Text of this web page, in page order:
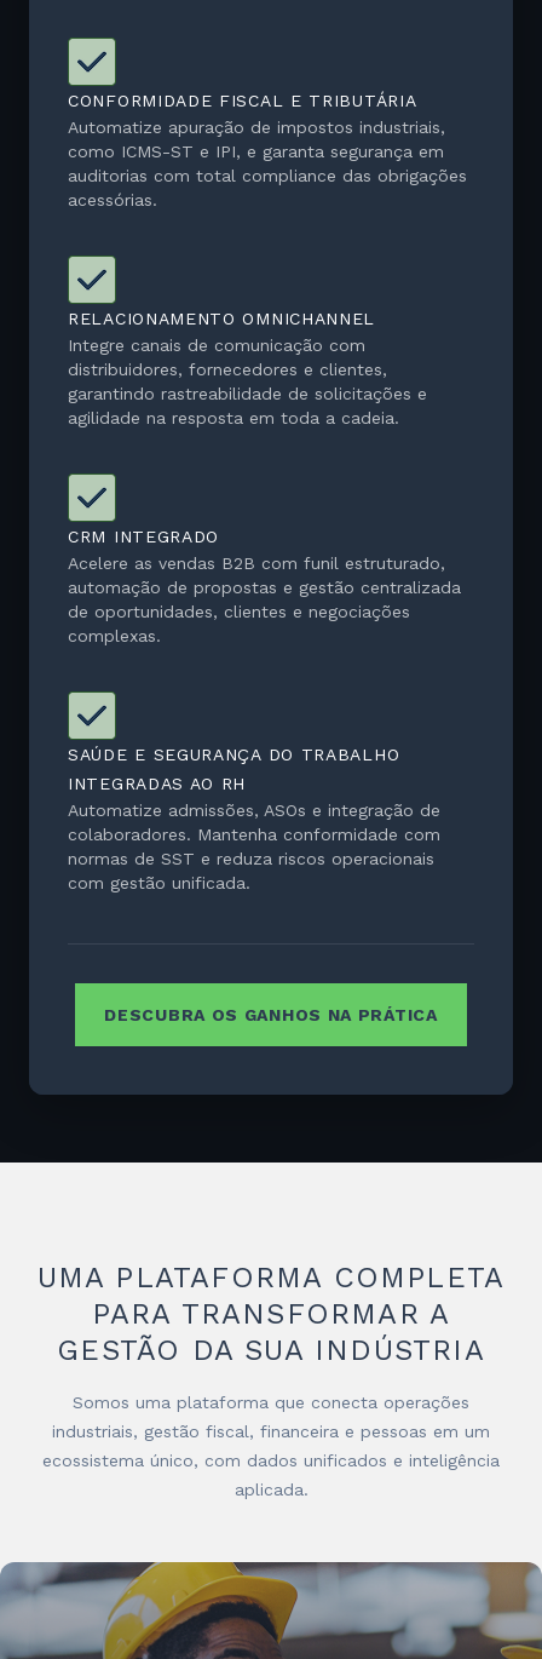
CONFORMIDADE FISCAL E TRIBUTÁRIA
Automatize apuração de impostos industriais,
como ICMS-ST e IPI, e garanta segurança em
auditorias com total compliance das obrigações
acessórias.
RELACIONAMENTO OMNICHANNEL
Integre canais de comunicação com
distribuidores, fornecedores e clientes,
garantindo rastreabilidade de solicitações e
agilidade na resposta em toda a cadeia.
CRM INTEGRADO
Acelere as vendas B2B com funil estruturado,
automação de propostas e gestão centralizada
de oportunidades, clientes e negociações
complexas.
SAÚDE E SEGURANÇA DO TRABALHO
INTEGRADAS AO RH
Automatize admissões, ASOs e integração de
colaboradores. Mantenha conformidade com
normas de SST e reduza riscos operacionais
com gestão unificada.
DESCUBRA OS GANHOS NA PRÁTICA
UMA PLATAFORMA COMPLETA
PARA TRANSFORMAR A
GESTÃO DA SUA INDÚSTRIA
Somos uma plataforma que conecta operações
industriais, gestão fiscal, financeira e pessoas em um
ecossistema único, com dados unificados e inteligência
aplicada.